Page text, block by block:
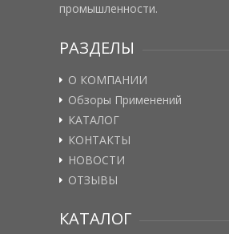
промышленности.
РАЗДЕЛЫ
О КОМПАНИИ
Обзоры Применений
КАТАЛОГ
КОНТАКТЫ
НОВОСТИ
ОТЗЫВЫ
КАТАЛОГ